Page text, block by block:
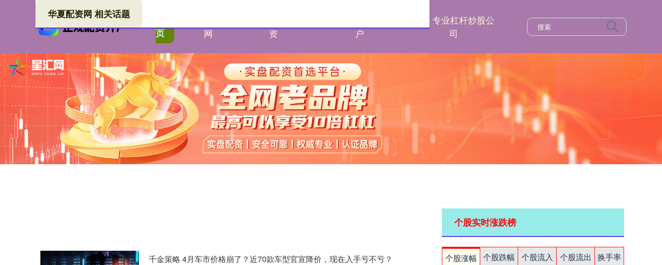
页
网
资
户
专业杠杆炒股公
司
华夏配资网 相关话题
千金策略 4月车市价格崩了？近70款车型官宣降价，现在入手亏不亏？
个股实时涨跌榜
个股涨幅 个股跌幅 个股流入 个股流出
换手率